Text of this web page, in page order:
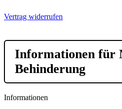
Vertrag widerrufen
Informationen für
Behinderung
Informationen